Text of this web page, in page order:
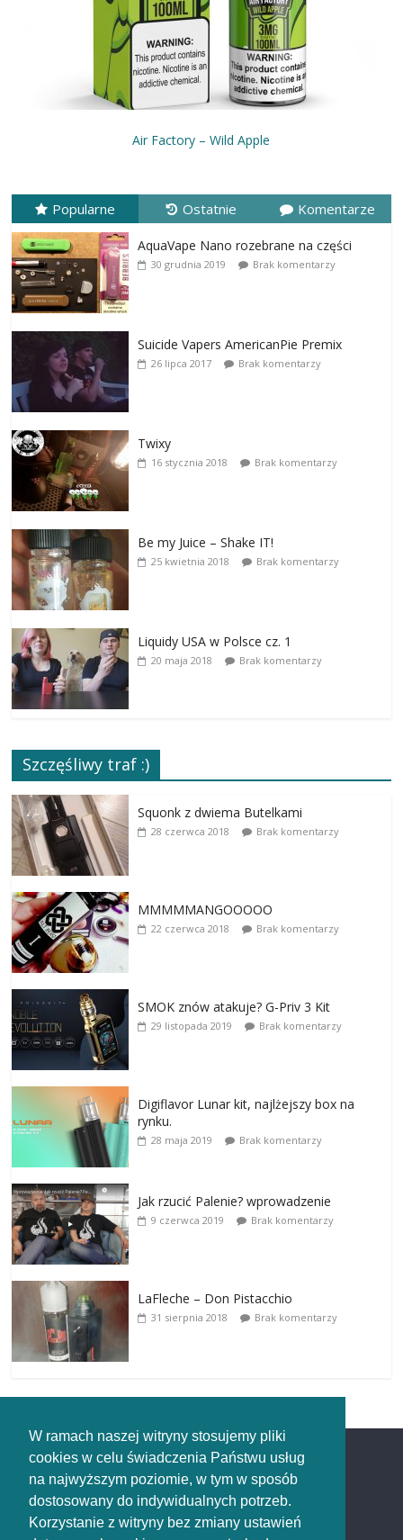
W ramach naszej witryny stosujemy pliki
cookies w celu świadczenia Państwu usług
na najwyższym poziomie, w tym w sposób
dostosowany do indywidualnych potrzeb.
Korzystanie z witryny bez zmiany ustawień
Air Factory – Wild Apple
Popularne Ostatnie Komentarze
AquaVape Nano rozebrane na części
30 grudnia 2019 Brak komentarzy
Suicide Vapers AmericanPie Premix
26 lipca 2017 Brak komentarzy
Twixy
16 stycznia 2018 Brak komentarzy
Be my Juice – Shake IT!
25 kwietnia 2018 Brak komentarzy
Liquidy USA w Polsce cz. 1
20 maja 2018 Brak komentarzy
Szczęśliwy traf :)
Squonk z dwiema Butelkami
28 czerwca 2018 Brak komentarzy
MMMMMANGOOOOO
22 czerwca 2018 Brak komentarzy
SMOK znów atakuje? G-Priv 3 Kit
29 listopada 2019 Brak komentarzy
Digiflavor Lunar kit, najlżejszy box na
rynku.
28 maja 2019 Brak komentarzy
Jak rzucić Palenie? wprowadzenie
9 czerwca 2019 Brak komentarzy
LaFleche – Don Pistacchio
31 sierpnia 2018 Brak komentarzy
Redakcja
Redakcja